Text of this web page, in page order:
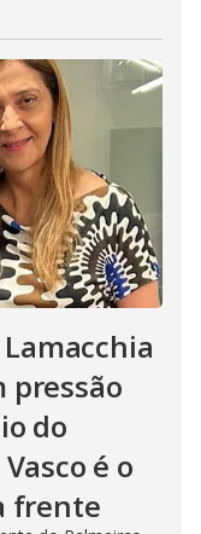
pressão
do
é o
frente